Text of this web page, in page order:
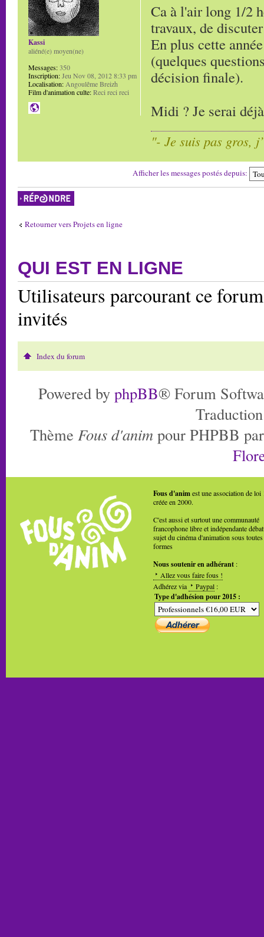
Ca à l'air long 1/2
travaux, de
En plus cette
(quelques
décision finale).
Midi ? Je serai
"- Je suis pas gros,
Kassi
aliéné(e) moyen(ne)
Messages:350
Inscription:Jeu Nov 08, 2012 8:33 pm
Localisation:Angoulême Breizh
Film d'animation culte:Reci reci reci
Afficher les messages postés depuis:
Répondre
Retourner vers Projets en ligne
QUI EST EN LIGNE
Utilisateurs parcourant ce
invités
Index du forum
Powered by phpBB® Forum
Thème Fous d'anim pour PHPBB
Fous d'animest une association de loi
créée en 2000.
C'est aussi et surtout une communauté
francophone libre et indépendante
sujet du cinéma d'animation sous toutes
formes
Nous soutenir en adhérant :
Allez vous faire fous !
Adhérez via
Paypal :
Type d'adhésion pour 2015 :